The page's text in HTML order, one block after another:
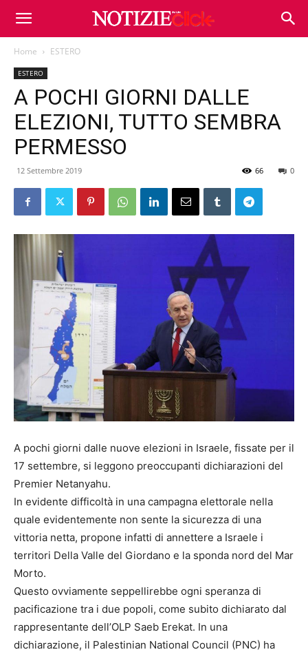
Home ESTERO
ESTERO
A POCHI GIORNI DALLE
ELEZIONI, TUTTO SEMBRA
PERMESSO
12 Settembre 2019 0
66
A pochi giorni dalle nuove elezioni in Israele, fissate per il
17 settembre, si leggono preoccupanti dichiarazioni del
Premier Netanyahu.
In evidente difficoltà in una campagna elettorale nella
quale evidentemente non sente la sicurezza di una
vittoria netta, propone infatti di annettere a Israele i
territori Della Valle del Giordano e la sponda nord del Mar
Morto.
Questo ovviamente seppellirebbe ogni speranza di
pacificazione tra i due popoli, come subito dichiarato dal
rappresentante dell’OLP Saeb Erekat. In una
dichiarazione, il Palestinian National Council (PNC) ha